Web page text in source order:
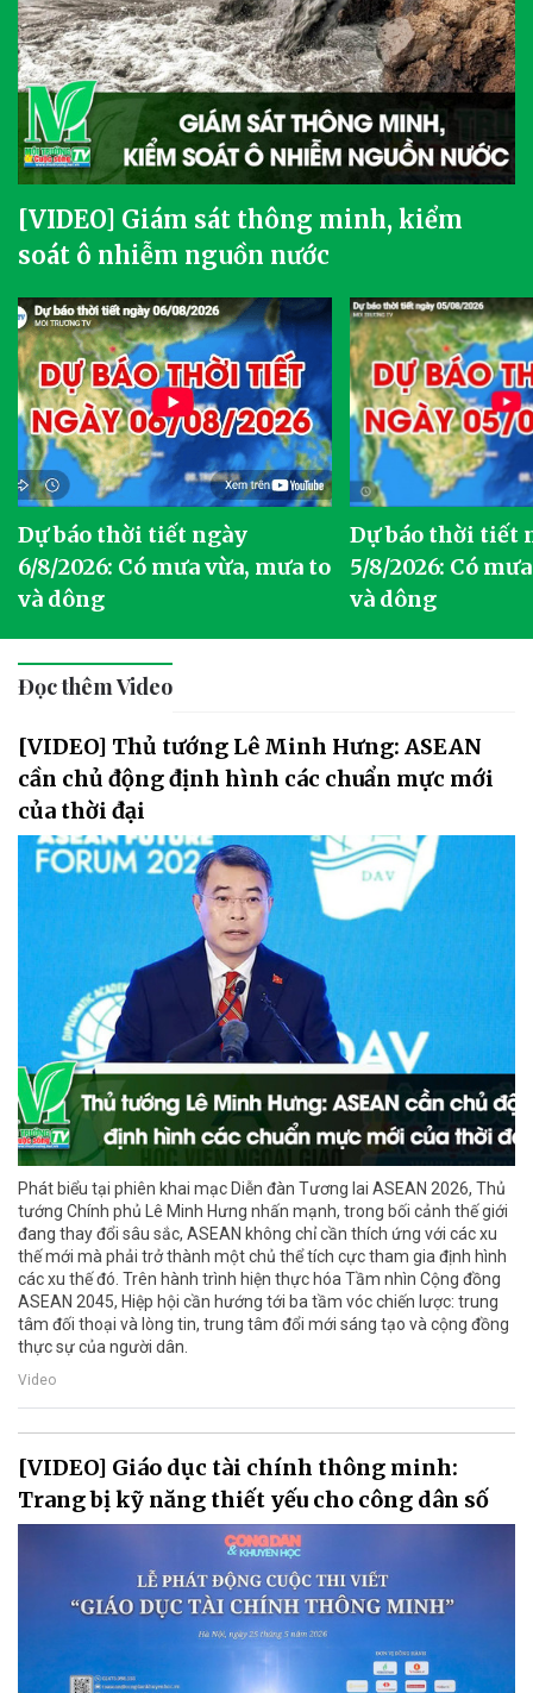
[VIDEO] Giám sát thông minh, kiểm
soát ô nhiễm nguồn nước
Dự báo thời tiết ngày
6/8/2026: Có mưa vừa, mưa to
và dông
Dự báo thời tiết
5/8/2026: Có
và dông
Đọc thêm Video
[VIDEO] Thủ tướng Lê Minh Hưng: ASEAN
cần chủ động định hình các chuẩn mực mới
của thời đại
Phát biểu tại phiên khai mạc Diễn đàn Tương lai ASEAN 2026, Thủ
tướng Chính phủ Lê Minh Hưng nhấn mạnh, trong bối cảnh thế giới
đang thay đổi sâu sắc, ASEAN không chỉ cần thích ứng với các xu
thế mới mà phải trở thành một chủ thể tích cực tham gia định hình
các xu thế đó. Trên hành trình hiện thực hóa Tầm nhìn Cộng đồng
ASEAN 2045, Hiệp hội cần hướng tới ba tầm vóc chiến lược: trung
tâm đối thoại và lòng tin, trung tâm đổi mới sáng tạo và cộng đồng
thực sự của người dân.
Video
[VIDEO] Giáo dục tài chính thông minh:
Trang bị kỹ năng thiết yếu cho công dân số